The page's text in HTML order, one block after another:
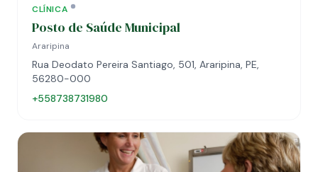
CLÍNICA
Posto de Saúde Municipal
Araripina
Rua Deodato Pereira Santiago, 501, Araripina, PE,
56280-000
+558738731980